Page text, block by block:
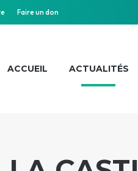
Faire un don
ACCUEIL ACTUALITÉS